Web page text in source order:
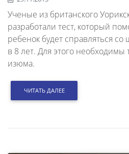
Ученые из британского
разработали тест, который
ребенок будет справляться
в 8 лет. Для этого необходимы
изюма.
ЧИТАТЬ ДАЛЕЕ